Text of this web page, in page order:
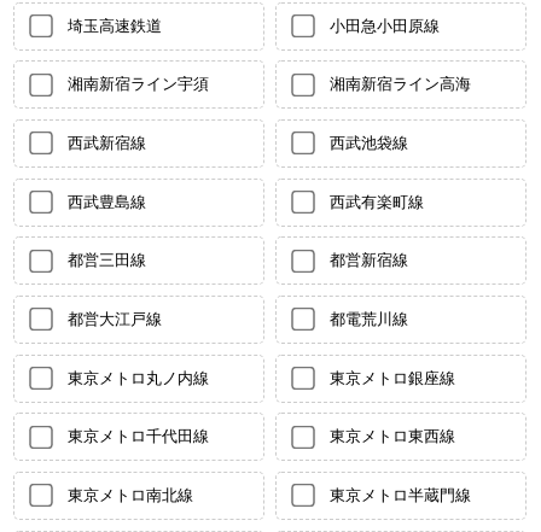
埼玉高速鉄道 小田急小田原線
湘南新宿ライン宇須 湘南新宿ライン高海
西武新宿線 西武池袋線
西武豊島線 西武有楽町線
都営三田線 都営新宿線
都営大江戸線 都電荒川線
東京メトロ丸ノ内線 東京メトロ銀座線
東京メトロ千代田線 東京メトロ東西線
東京メトロ南北線 東京メトロ半蔵門線